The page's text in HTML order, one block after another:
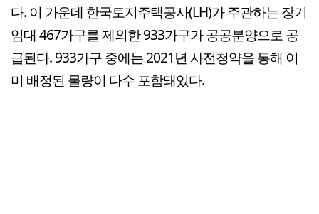
다. 이 가운데 한국토지주택공사(LH)가 주관하는 장기
임대 467가구를 제외한 933가구가 공공분양으로 공
급된다. 933가구 중에는 2021년 사전청약을 통해 이
미 배정된 물량이 다수 포함돼있다.